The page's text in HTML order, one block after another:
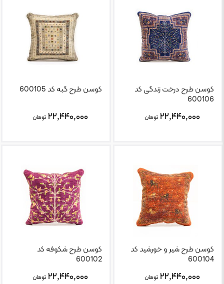
کوسن طرح درخت زندگی کد
600106
۲۲,۴۴۰,۰۰۰ تومان
کوسن طرح گبه کد 600105
۲۲,۴۴۰,۰۰۰ تومان
کوسن طرح شیر و خورشید کد
600104
۲۲,۴۴۰,۰۰۰ تومان
کوسن طرح شکوفه کد
600102
۲۲,۴۴۰,۰۰۰ تومان